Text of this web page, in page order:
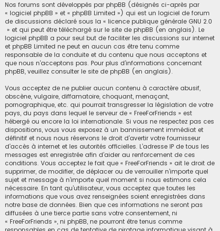
Nos forums sont développés par phpBB (désignés ci-après par
« logiciel phpBB » et « phpBB Limited ») qui est un logiciel de forum
de discussions déclaré sous la « licence publique générale GNU 2.0
» et qui peut être téléchargé sur le site de phpBB (en anglais). Le
logiciel phpBB a pour seul but de faciliter les discussions sur internet
et phpBB Limited ne peut en aucun cas être tenu comme
responsable de la conduite et du contenu que nous acceptons et
que nous n’acceptons pas. Pour plus d’informations concernant
phpBB, veuillez consulter le site de phpBB (en anglais).
Vous acceptez de ne publier aucun contenu à caractère abusif,
obscène, vulgaire, diffamatoire, choquant, menaçant,
pornographique, etc. qui pourrait transgresser la législation de votre
pays, du pays dans lequel le serveur de « FreeForFriends » est
hébergé ou encore la loi internationale. Si vous ne respectez pas ces
dispositions, vous vous exposez à un bannissement immédiat et
définitif et nous nous réservons le droit d’avertir votre fournisseur
d’accès à internet et les autorités officielles. L’adresse IP de tous les
messages est enregistrée afin d’aider au renforcement de ces
conditions. Vous acceptez le fait que « FreeForFriends » ait le droit de
supprimer, de modifier, de déplacer ou de verrouiller n’importe quel
sujet et message à n’importe quel moment si nous estimons cela
nécessaire. En tant qu’utilisateur, vous acceptez que toutes les
informations que vous avez renseignées soient enregistrées dans
notre base de données. Bien que ces informations ne seront pas
diffusées à une tierce partie sans votre consentement, ni
« FreeForFriends », ni phpBB, ne pourront être tenus comme